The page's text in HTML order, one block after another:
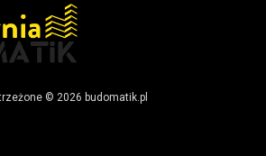
© 2026 budomatik.pl